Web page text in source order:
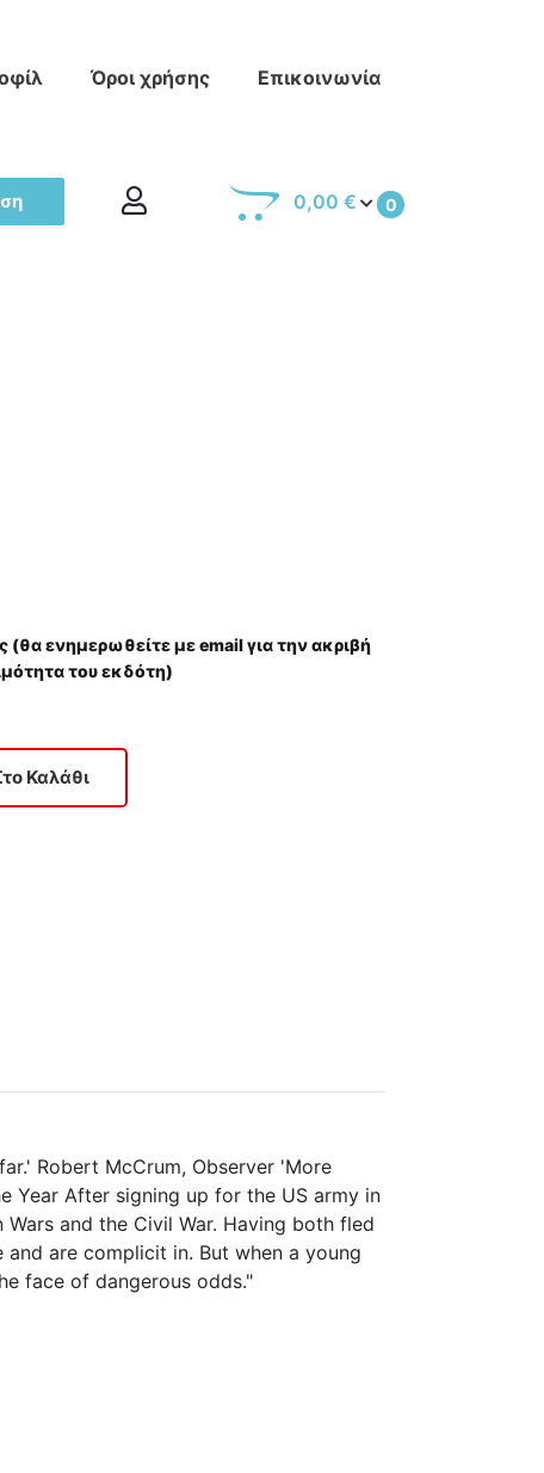
Όροι χρήσης Επικοινωνία
0
0,00 €
ενημερωθείτε με email για την ακριβή
του εκδότη)
Robert McCrum, Observer 'More
Year After signing up for the US army in
and the Civil War. Having both fled
are complicit in. But when a young
face of dangerous odds."